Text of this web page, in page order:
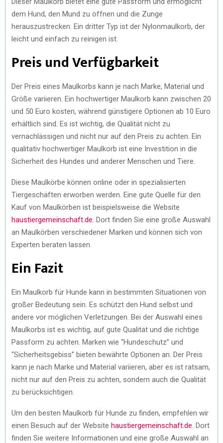
dem Hund, den Mund zu öffnen und die Zunge
herauszustrecken. Ein dritter Typ ist der Nylonmaulkorb, der
leicht und einfach zu reinigen ist.
Preis und Verfügbarkeit
Der Preis eines Maulkorbs kann je nach Marke, Material und
Größe variieren. Ein hochwertiger Maulkorb kann zwischen 20
und 50 Euro kosten, während günstigere Optionen ab 10 Euro
erhältlich sind. Es ist wichtig, die Qualität nicht zu
vernachlässigen und nicht nur auf den Preis zu achten. Ein
qualitativ hochwertiger Maulkorb ist eine Investition in die
Sicherheit des Hundes und anderer Menschen und Tiere.
Diese Maulkörbe können online oder in spezialisierten
Tiergeschäften erworben werden. Eine gute Quelle für den
Kauf von Maulkörben ist beispielsweise die Website
haustiergemeinschaft.de . Dort finden Sie eine große Auswahl
an Maulkörben verschiedener Marken und können sich von
Experten beraten lassen.
Ein Fazit
Ein Maulkorb für Hunde kann in bestimmten Situationen von
großer Bedeutung sein. Es schützt den Hund selbst und
andere vor möglichen Verletzungen. Bei der Auswahl eines
Maulkorbs ist es wichtig, auf gute Qualität und die richtige
Passform zu achten. Marken wie “Hundeschutz” und
“Sicherheitsgebiss” bieten bewährte Optionen an. Der Preis
kann je nach Marke und Material variieren, aber es ist ratsam,
nicht nur auf den Preis zu achten, sondern auch die Qualität
zu berücksichtigen.
Um den besten Maulkorb für Hunde zu finden, empfehlen wir
einen Besuch auf der Website haustiergemeinschaft.de . Dort
finden Sie weitere Informationen und eine große Auswahl an